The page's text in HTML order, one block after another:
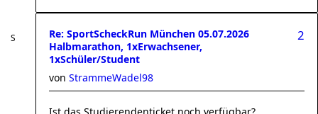
Re: SportScheckRun München 05.07.2026
Halbmarathon, 1xErwachsener,
1xSchüler/Student
2
von StrammeWadel98